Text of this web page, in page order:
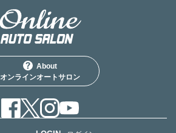
About
オンラインオートサロン